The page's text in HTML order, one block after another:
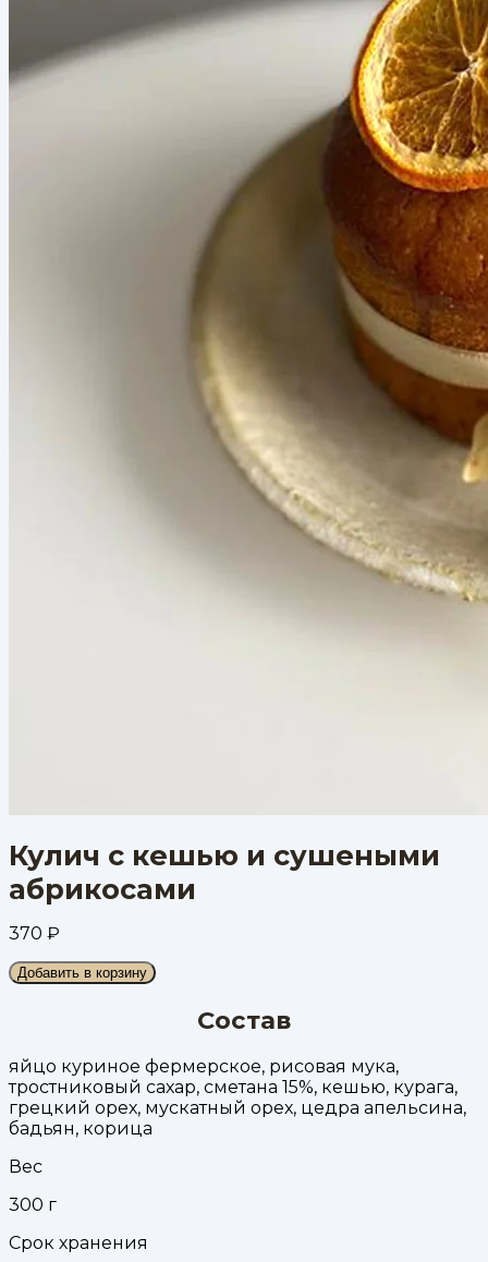
Кулич с кешью и сушеными
абрикосами
370 ₽
Добавить в корзину
Состав
яйцо куриное фермерское, рисовая мука,
тростниковый сахар, сметана 15%, кешью, курага,
грецкий орех, мускатный орех, цедра апельсина,
бадьян, корица
Вес
300 г
Срок хранения